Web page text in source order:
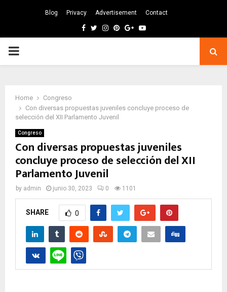
Blog Privacy Advertisement Contact
Facebook
TwitterInstagram
Pinterest
GoogleYoutube
PRIMARY
Home
Congreso
Con diversas propuestas juveniles concluye proceso de
selección del XII Parlamento Juvenil
Congreso
Con diversas propuestas juveniles
concluye proceso de selección del XII
Parlamento Juvenil
by admin junio 30, 2023 0 1101
SHARE 0